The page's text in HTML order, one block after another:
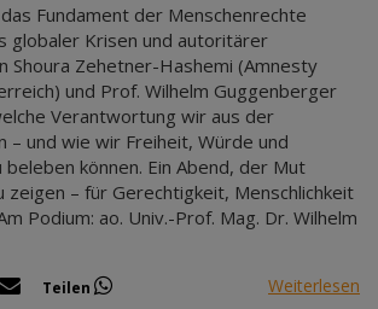
Fundament der Menschenrechte
globaler Krisen und autoritärer
Shoura Zehetner-Hashemi (Amnesty
und Prof. Wilhelm Guggenberger
Verantwortung wir aus der
– und wie wir Freiheit, Würde und
können. Ein Abend, der Mut
zeigen – für Gerechtigkeit, Menschlichkeit
Podium: ao. Univ.-Prof. Mag. Dr. Wilhelm
Teilen Weiterlesen